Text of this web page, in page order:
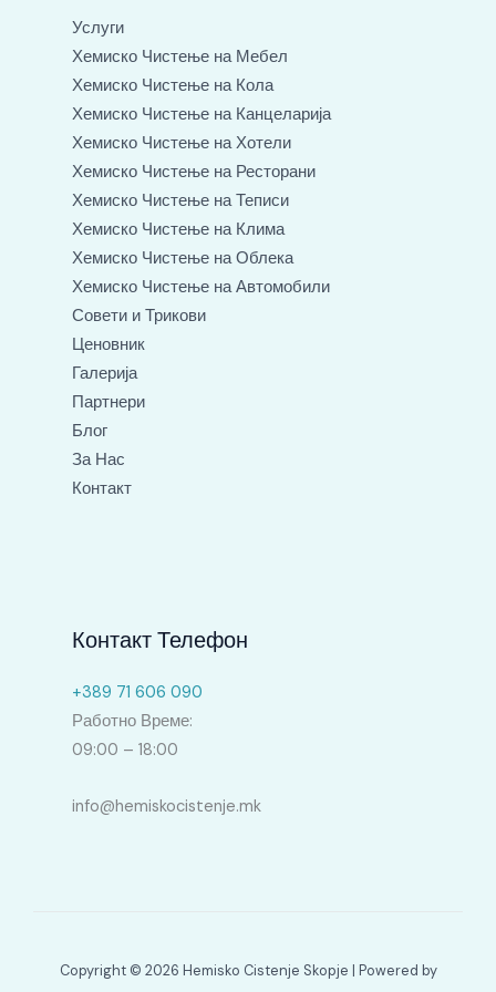
р
о
ј
Услуги
Хемиско Чистење на Мебел
Хемиско Чистење на Кола
Хемиско Чистење на Канцеларија
Хемиско Чистење на Хотели
Хемиско Чистење на Ресторани
Хемиско Чистење на Теписи
Хемиско Чистење на Клима
Хемиско Чистење на Облека
Хемиско Чистење на Автомобили
Совети и Трикови
Ценовник
Галерија
Партнери
Блог
За Нас
Контакт
Контакт Телефон
+389 71 606 090
Работно Време:
09:00 – 18:00
info@hemiskocistenje.mk
Copyright © 2026 Hemisko Cistenje Skopje | Powered by